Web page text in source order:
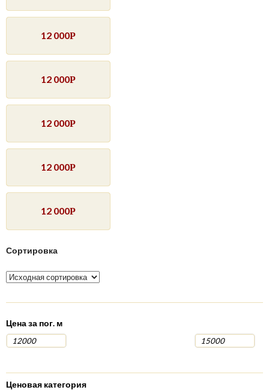
12 000Р
12 000Р
12 000Р
12 000Р
12 000Р
Сортировка
Цена за пог. м
Ценовая категория